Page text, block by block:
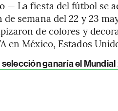
— La fiesta del fútbol se
semana del 22 y 23
de colores y
en México, Estados
selección ganaría el